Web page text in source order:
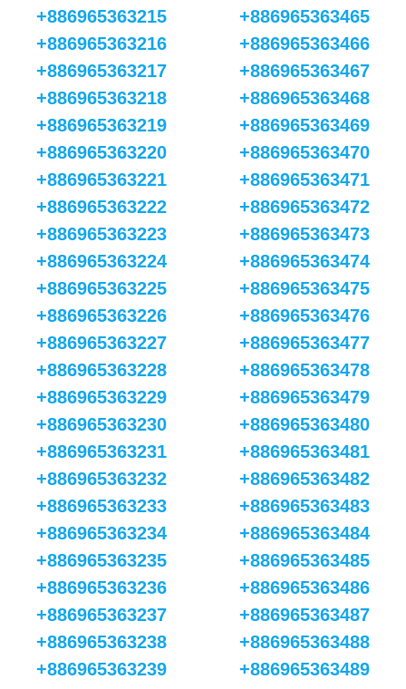
+886965363215
+886965363216
+886965363217
+886965363218
+886965363219
+886965363220
+886965363221
+886965363222
+886965363223
+886965363224
+886965363225
+886965363226
+886965363227
+886965363228
+886965363229
+886965363230
+886965363231
+886965363232
+886965363233
+886965363234
+886965363235
+886965363236
+886965363237
+886965363238
+886965363239
+886965363465
+886965363466
+886965363467
+886965363468
+886965363469
+886965363470
+886965363471
+886965363472
+886965363473
+886965363474
+886965363475
+886965363476
+886965363477
+886965363478
+886965363479
+886965363480
+886965363481
+886965363482
+886965363483
+886965363484
+886965363485
+886965363486
+886965363487
+886965363488
+886965363489